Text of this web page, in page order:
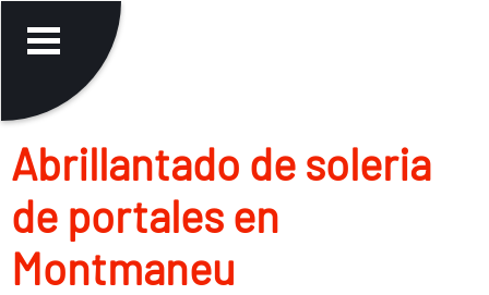
Abrillantado de soleria
de portales en
Montmaneu